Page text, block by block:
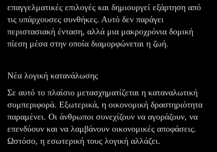
επαγγελματικές επιλογές και δημιουργεί εξάρτηση από
τις υπάρχουσες συνθήκες. Αυτό δεν παράγει
περιστασιακή ένταση, αλλά μια μακροχρόνια δομική
πίεση μέσα στην οποία διαμορφώνεται η ζωή.
Νέα λογική κατανάλωσης
Σε αυτό το πλαίσιο μετασχηματίζεται η καταναλωτική
συμπεριφορά. Εξωτερικά, η οικονομική δραστηριότητα
παραμένει. Οι άνθρωποι συνεχίζουν να αγοράζουν, να
επενδύουν και να λαμβάνουν οικονομικές αποφάσεις.
Ωστόσο, η εσωτερική τους λογική αλλάζει.